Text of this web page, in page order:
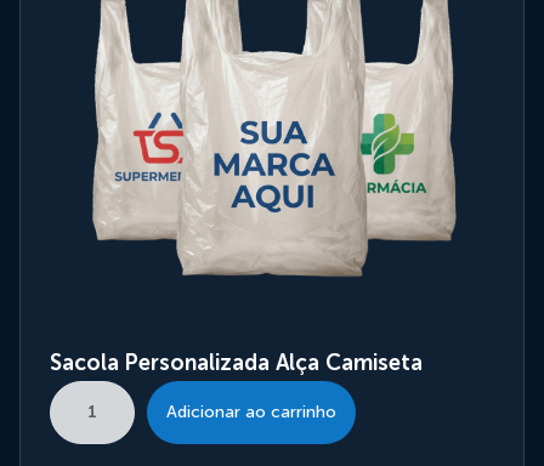
Sacola Personalizada Alça Camiseta
Adicionar ao carrinho